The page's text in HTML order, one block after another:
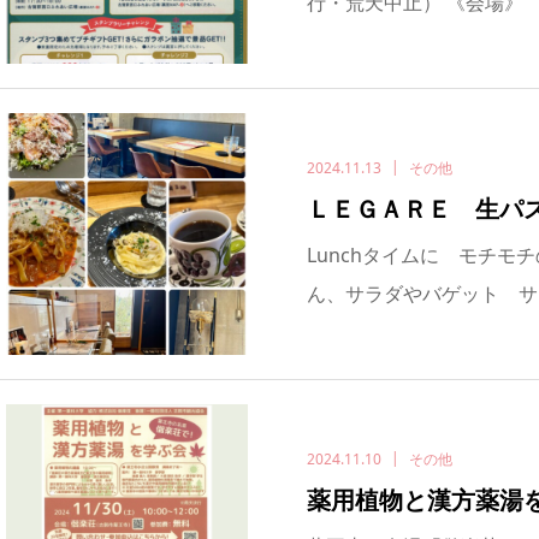
2024.11.13 その他
ＬＥＧＡＲＥ 生パ
Lunchタイムに モチモチ
ん、サラダやバゲット サ
2024.11.10 その他
薬用植物と漢方薬湯